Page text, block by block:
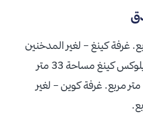
33 متر مربع. غرفة كينغ – لغير المدخنين
مساحة 33 متر مربع. غرفة ديلوكس كينغ مساحة 33 متر
مربع. جناح كوين مساحة 66 متر مربع. غرفة كوين – لغير